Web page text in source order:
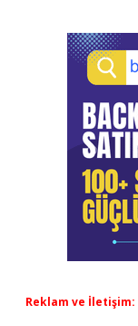
Reklam ve İletişim: